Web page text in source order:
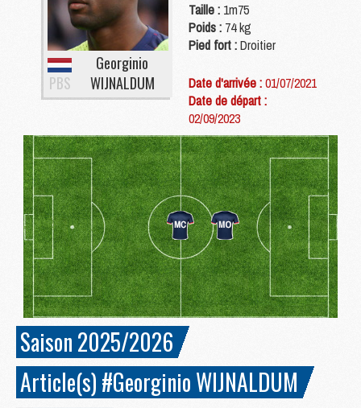
PBS
Georginio
WIJNALDUM
Taille : 1m75
Poids : 74 kg
Pied fort :Droitier
Date d'arrivée :01/07/2021
Date de départ :
02/09/2023
Saison 2025/2026
Article(s) #Georginio WIJNALDUM